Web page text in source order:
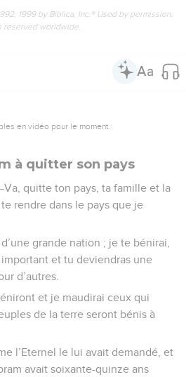
1999 by Biblica, Inc.® Used by permission.
reserved worldwide.
en vidéo pour le moment.
à quitter son pays
quitte ton pays, ta famille et la
rendre dans le pays que je
grande nation ; je te bénirai,
et tu deviendras une
d’autres.
et je maudirai ceux qui
de la terre seront bénis à
l’Eternel le lui avait demandé, et
avait soixante-quinze ans